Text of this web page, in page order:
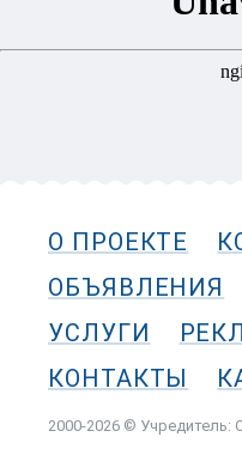
О ПРОЕКТЕ
ОБЪЯВЛЕНИЯ
УСЛУГИ
КОНТАКТЫ
2000-2026 ©